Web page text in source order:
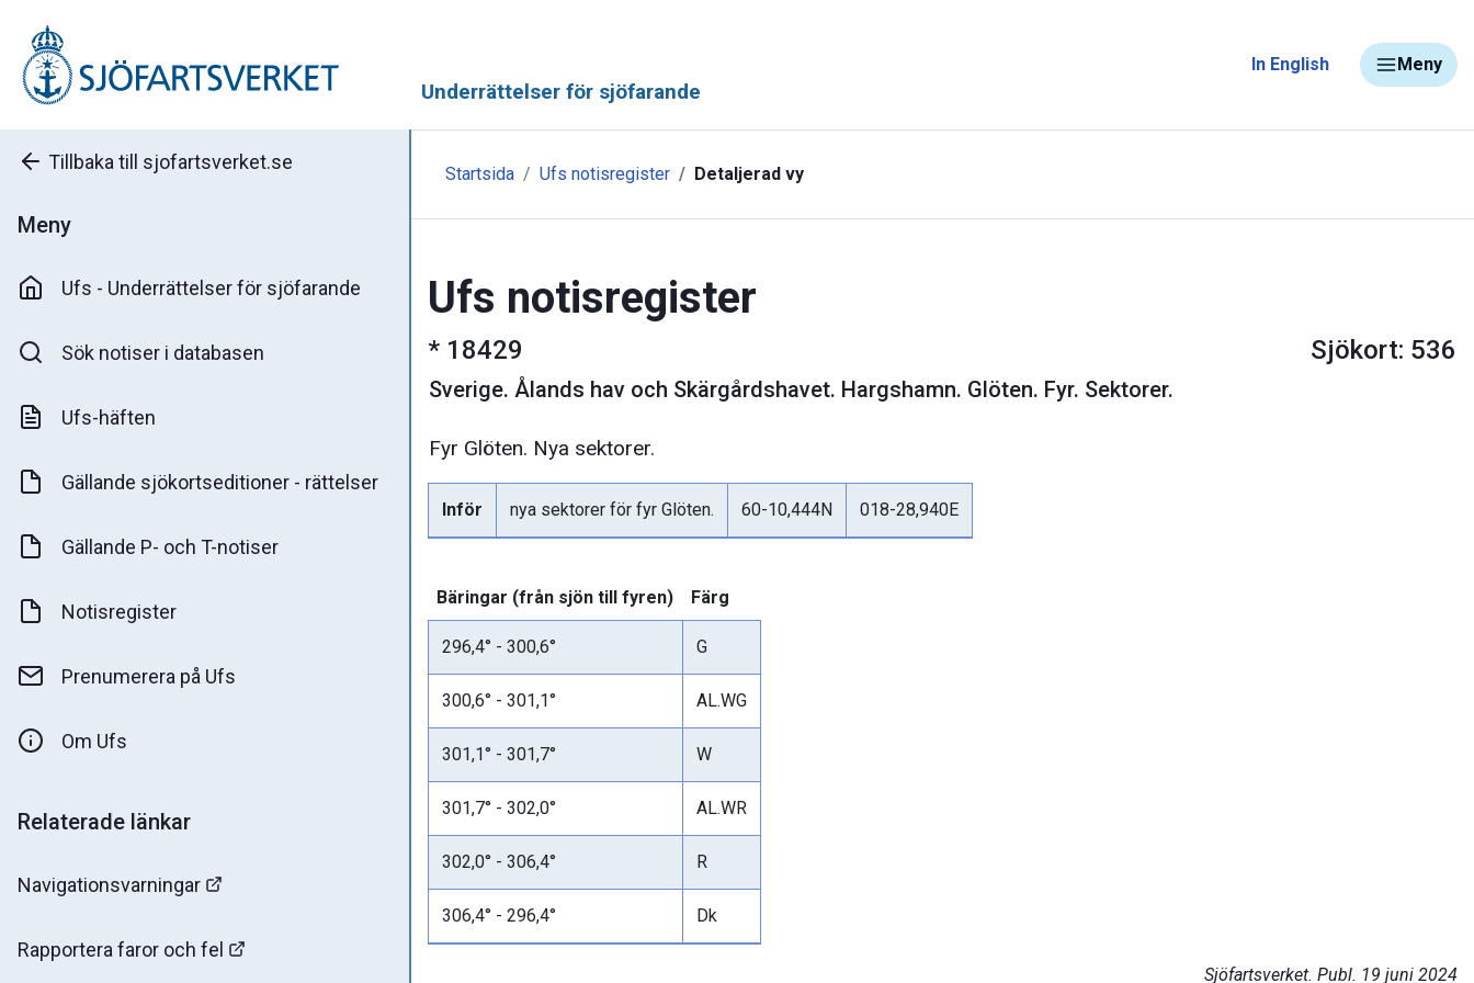
Underrättelser för sjöfarande
In English Meny
Tillbaka till sjofartsverket.se
Meny
Ufs - Underrättelser för sjöfarande
Sök notiser i databasen
Ufs-häften
Gällande sjökortseditioner - rättelser
Gällande P- och T-notiser
Notisregister
Prenumerera på Ufs
Om Ufs
Relaterade länkar
Navigationsvarningar
Rapportera faror och fel
Startsida Ufs notisregister Detaljerad vy
Ufs notisregister
* 18429 Sjökort: 536
Sverige. Ålands hav och Skärgårdshavet. Hargshamn. Glöten. Fyr. Sektorer.
Fyr Glöten. Nya sektorer.
Inför nya sektorer för fyr Glöten. 60-10,444N 018-28,940E
Bäringar (från sjön till fyren) Färg
296,4° - 300,6° G
300,6° - 301,1° AL.WG
301,1° - 301,7° W
301,7° - 302,0° AL.WR
302,0° - 306,4° R
306,4° - 296,4° Dk
Sjöfartsverket. Publ. 19 juni 2024